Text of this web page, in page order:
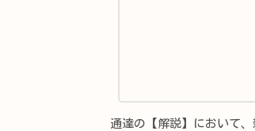
通達の【解説】において、